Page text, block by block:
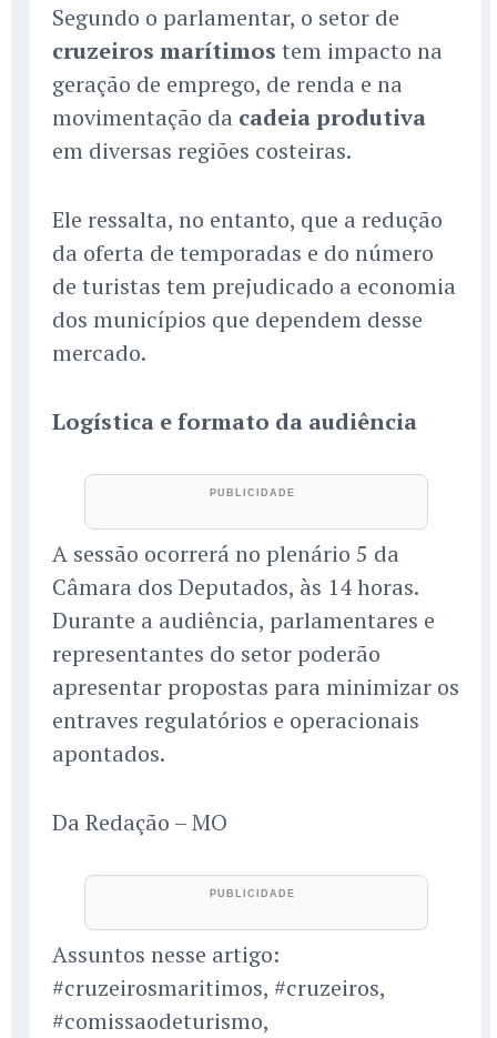
Segundo o parlamentar, o setor de
cruzeiros marítimos tem impacto na
geração de emprego, de renda e na
movimentação da cadeia produtiva
em diversas regiões costeiras.
Ele ressalta, no entanto, que a redução
da oferta de temporadas e do número
de turistas tem prejudicado a economia
dos municípios que dependem desse
mercado.
Logística e formato da audiência
A sessão ocorrerá no plenário 5 da
Câmara dos Deputados, às 14 horas.
Durante a audiência, parlamentares e
representantes do setor poderão
apresentar propostas para minimizar os
entraves regulatórios e operacionais
apontados.
Da Redação – MO
Assuntos nesse artigo:
#cruzeirosmaritimos, #cruzeiros,
#comissaodeturismo,